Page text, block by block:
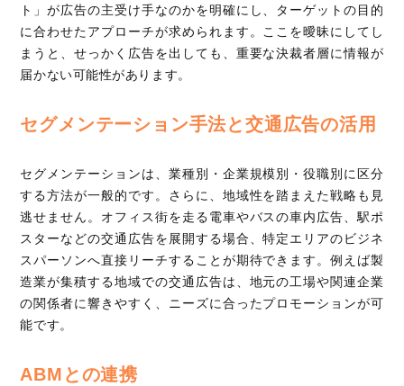
ト」が広告の主受け手なのかを明確にし、ターゲットの目的
に合わせたアプローチが求められます。ここを曖昧にしてし
まうと、せっかく広告を出しても、重要な決裁者層に情報が
届かない可能性があります。
セグメンテーション手法と交通広告の活用
セグメンテーションは、業種別・企業規模別・役職別に区分
する方法が一般的です。さらに、地域性を踏まえた戦略も見
逃せません。オフィス街を走る電車やバスの車内広告、駅ポ
スターなどの交通広告を展開する場合、特定エリアのビジネ
スパーソンへ直接リーチすることが期待できます。例えば製
造業が集積する地域での交通広告は、地元の工場や関連企業
の関係者に響きやすく、ニーズに合ったプロモーションが可
能です。
ABMとの連携